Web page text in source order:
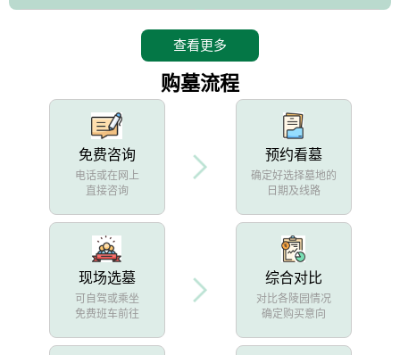
查看更多
购墓流程
免费咨询
电话或在网上
直接咨询
预约看墓
确定好选择墓地的
日期及线路
现场选墓
可自驾或乘坐
免费班车前往
综合对比
对比各陵园情况
确定购买意向